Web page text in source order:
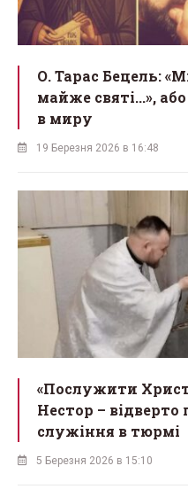
О. Тарас Бецель:
майже святі...»,
в миру
19 Березня 2026 в 16:48
«Послужити
Нестор –
служіння в тюрмі
5 Березня 2026 в 15:10